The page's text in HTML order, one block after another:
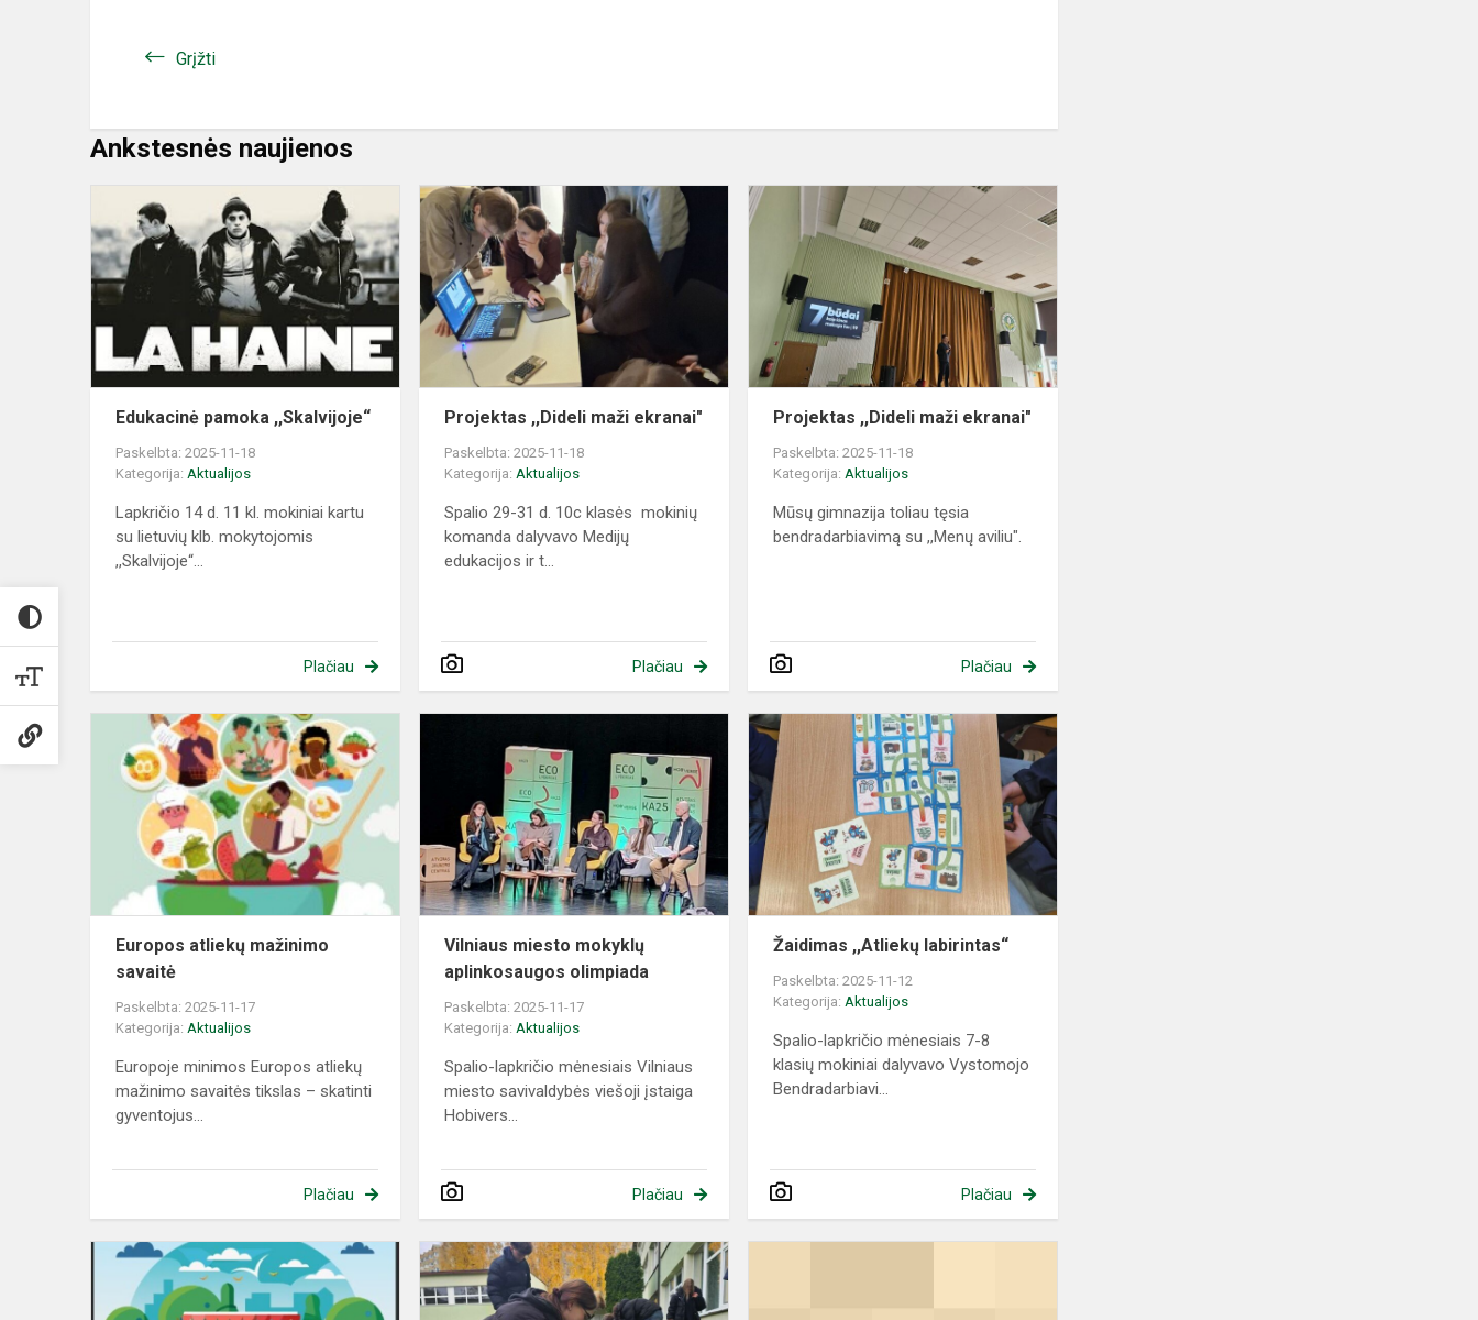
Grįžti
Ankstesnės naujienos
Edukacinė
pamoka
,,Skalvijoje“
Edukacinė pamoka ,,Skalvijoje“
Paskelbta: 2025-11-18
Kategorija: Aktualijos
Lapkričio 14 d. 11 kl. mokiniai kartu
su lietuvių klb. mokytojomis
,,Skalvijoje“...
Plačiau
Projektas
,,Dideli
ekranai"
Projektas ,,Dideli maži ekranai"
Paskelbta: 2025-11-18
Kategorija:Aktualijos
Spalio 29-31 d. 10c klasės mokinių
komanda dalyvavo Medijų
edukacijos ir t...
Plačiau
,,Dideli
Projektas ,,Dideli maži ekranai"
Paskelbta: 2025-11-18
Kategorija:Aktualijos
Mūsų gimnazija toliau tęsia
bendradarbiavimą su ,,Menų aviliu".
Plačiau
savaitė
Europos atliekų mažinimo
savaitė
Paskelbta: 2025-11-17
Kategorija: Aktualijos
Europoje minimos Europos atliekų
mažinimo savaitės tikslas – skatinti
gyventojus...
Plačiau
Vilniaus
miesto
mokyklų
aplinkosaugos
olimpiada
Vilniaus miesto mokyklų
aplinkosaugos olimpiada
Paskelbta: 2025-11-17
Kategorija:Aktualijos
Spalio-lapkričio mėnesiais Vilniaus
miesto savivaldybės viešoji įstaiga
Hobivers...
Plačiau
Žaidimas
,,Atliekų
Žaidimas ,,Atliekų labirintas“
Paskelbta: 2025-11-12
Kategorija:Aktualijos
Spalio-lapkričio mėnesiais 7-8
klasių mokiniai dalyvavo Vystomojo
Bendradarbiavi...
Plačiau
Pasaulinė
viešojo
transporto
Geltonojo
narcizo
iniciatyva